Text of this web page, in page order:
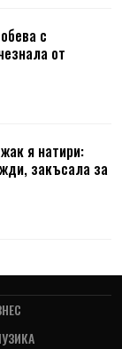
с
от
я натири:
закъсала за